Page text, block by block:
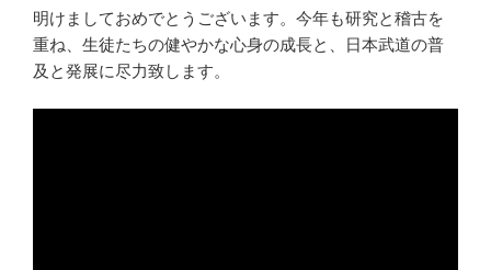
明けましておめでとうございます。今年も研究と稽古を
重ね、生徒たちの健やかな心身の成長と、日本武道の普
及と発展に尽力致します。